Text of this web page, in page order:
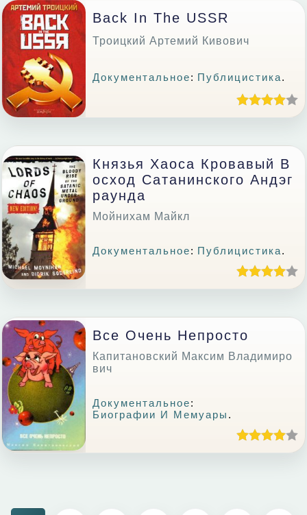
Back In The USSR
Троицкий Артемий Кивович
Документальное: Публицистика.
Князья Хаоса Кровавый В
Осход Сатанинского Андэг
Раунда
Мойнихам Майкл
Документальное: Публицистика.
Все Очень Непросто
Капитановский Максим Владимиро
вич
Документальное:
Биографии И Мемуары .